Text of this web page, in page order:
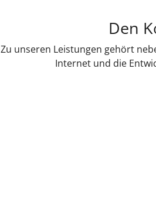
Den
Zu unseren Leistungen gehört
Internet und die